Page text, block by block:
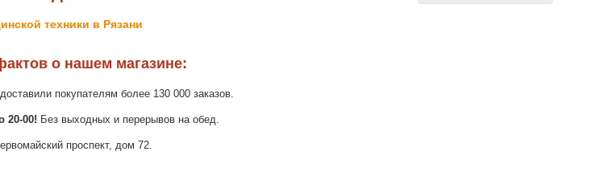
техники в Рязани
о нашем магазине:
покупателям более 130 000 заказов.
20-00! Без выходных и перерывов на обед.
проспект, дом 72.